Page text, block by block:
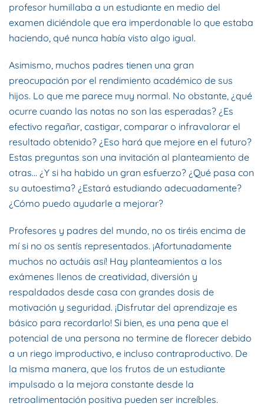
profesor humillaba a un estudiante en medio del
examen diciéndole que era imperdonable lo que estaba
haciendo, qué nunca había visto algo igual.
Asimismo, muchos padres tienen una gran
preocupación por el rendimiento académico de sus
hijos. Lo que me parece muy normal. No obstante, ¿qué
ocurre cuando las notas no son las esperadas? ¿Es
efectivo regañar, castigar, comparar o infravalorar el
resultado obtenido? ¿Eso hará que mejore en el futuro?
Estas preguntas son una invitación al planteamiento de
otras… ¿Y si ha habido un gran esfuerzo? ¿Qué pasa con
su autoestima? ¿Estará estudiando adecuadamente?
¿Cómo puedo ayudarle a mejorar?
Profesores y padres del mundo, no os tiréis encima de
mí si no os sentís representados. ¡Afortunadamente
muchos no actuáis así! Hay planteamientos a los
exámenes llenos de creatividad, diversión y
respaldados desde casa con grandes dosis de
motivación y seguridad. ¡Disfrutar del aprendizaje es
básico para recordarlo! Si bien, es una pena que el
potencial de una persona no termine de florecer debido
a un riego improductivo, e incluso contraproductivo. De
la misma manera, que los frutos de un estudiante
impulsado a la mejora constante desde la
retroalimentación positiva pueden ser increíbles.